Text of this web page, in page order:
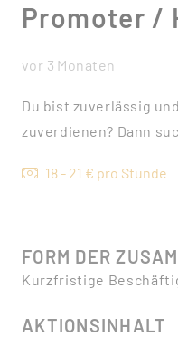
Promoter /
vor 3 Monaten
Du bist zuverlässig
zuverdienen? Dann
18 - 21 € pro Stunde
FORM DER
Kurzfristige
AKTIONSINHALT